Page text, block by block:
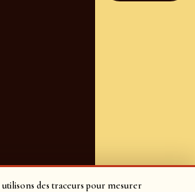
des traceurs pour mesurer